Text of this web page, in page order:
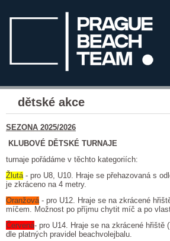
dětské akce
SEZONA 2025/2026
KLUBOVÉ DĚTSKÉ TURNAJE
turnaje pořádáme v těchto kategoriích:
Žlutá - pro U8, U10. Hraje se přehazovaná s
je zkráceno na 4 metry.
Oranžová - pro U12. Hraje se na zkrácené
míčem. Možnost po příjmu chytit míč a po
Červená- pro U14. Hraje se na zkrácené hřiště
dle platných pravidel beachvolejbalu.